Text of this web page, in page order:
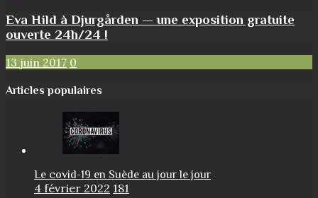
Eva Hild à Djurgården — une exposition gratuite
ouverte 24h/24 !
13 juin 2017 0
Articles populaires
Le covid-19 en Suède au jour le jour
4 février 2022 181